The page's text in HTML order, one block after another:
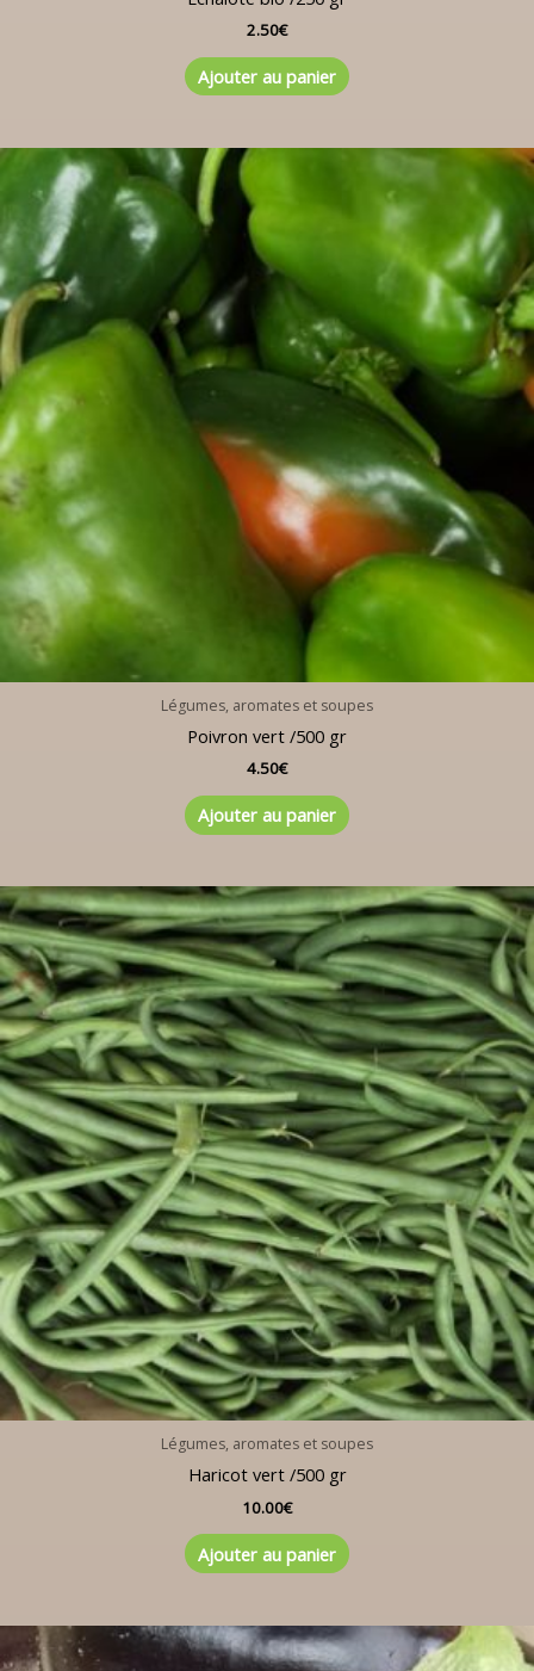
2.50€
Ajouter au panier
Légumes, aromates et soupes
Poivron vert /500 gr
4.50€
Ajouter au panier
Légumes, aromates et soupes
Haricot vert /500 gr
10.00€
Ajouter au panier